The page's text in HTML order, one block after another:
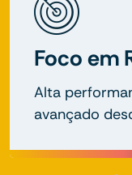
Foco em
Alta
avançado